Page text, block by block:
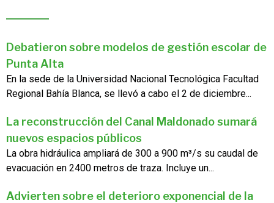
Debatieron sobre modelos de gestión escolar de
Punta Alta
En la sede de la Universidad Nacional Tecnológica Facultad
Regional Bahía Blanca, se llevó a cabo el 2 de diciembre...
La reconstrucción del Canal Maldonado sumará
nuevos espacios públicos
La obra hidráulica ampliará de 300 a 900 m³/s su caudal de
evacuación en 2400 metros de traza. Incluye un...
Advierten sobre el deterioro exponencial de la